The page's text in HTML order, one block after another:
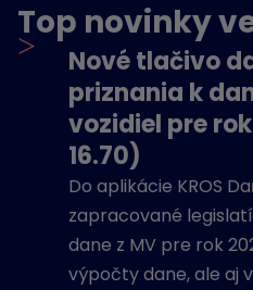
Top novinky
>
Nové tlačivo
priznania k
vozidiel pre
16.70)
Do aplikácie KROS
zapracované
dane z MV pre rok
výpočty dane, ale aj